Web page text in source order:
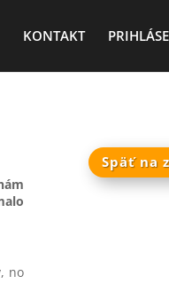
KONTAKT
no
Späť na